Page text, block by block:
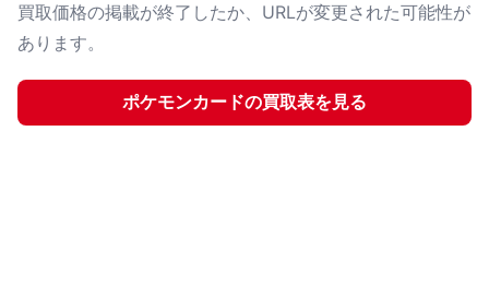
買取価格の掲載が終了したか、URLが変更された可能性が
あります。
ポケモンカードの買取表を見る